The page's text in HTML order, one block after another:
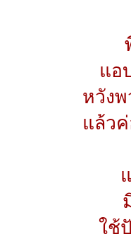
แอ
หวัง
แล้ว
ใช้